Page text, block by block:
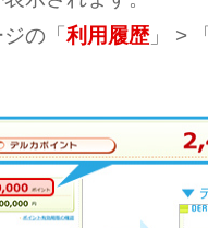
ジの「利用履歴」 >